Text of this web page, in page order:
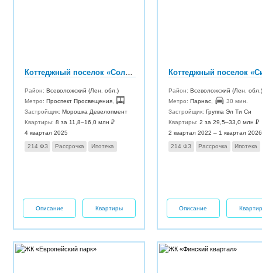
Коттеджный поселок «Соловьи клаб»
Район:Всеволожский (Лен. обл.)
Метро: Проспект Просвещения
Застройщик:Морошка Девелопмент
Квартиры:8 за 11,8–16,0 млн ₽
4 квартал 2025
214 ФЗ Рассрочка Ипотека
Описание Квартиры
Район: Всеволожский (Лен. обл.)
Метро: Парнас,
30 мин.
Застройщик: Группа Эл Ти Си
Квартиры: 2 за 29,5–33,0 млн ₽
2 квартал 2022 – 1 квартал 2026
214 ФЗ Рассрочка Ипотека
Описание